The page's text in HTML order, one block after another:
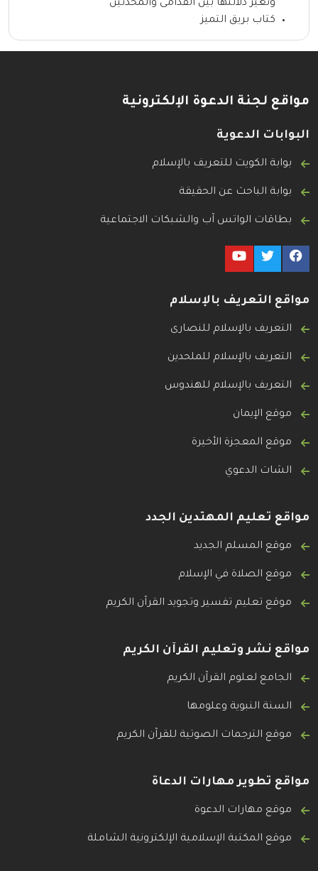
وتغير دلالتها بين القدامى والمحدثين
كتاب بريق التميز
مواقع لجنة الدعوة الإلكترونية
البوابات الدعوية
بوابة الكويت للتعريف بالإسلام
بوابة الباحث عن الحقيقة
بطاقات الواتس آب والشبكات الاجتماعية
مواقع التعريف بالإسلام
التعريف بالإسلام للنصارى
التعريف بالإسلام للملحدين
التعريف بالإسلام للهندوس
موقع الإيمان
موقع المعجزة الأخيرة
الشات الدعوي
مواقع تعليم المهتدين الجدد
موقع المسلم الجديد
موقع الصلاة في الإسلام
موقع تعليم تفسير وتجويد القرآن الكريم
مواقع نشر وتعليم القرآن الكريم
الجامع لعلوم القرآن الكريم
السنة النبوية وعلومها
موقع الترجمات الصوتية للقرآن الكريم
مواقع تطوير مهارات الدعاة
موقع مهارات الدعوة
موقع المكتبة الإسلامية الإلكترونية الشاملة